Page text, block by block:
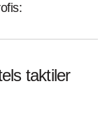
taktiler